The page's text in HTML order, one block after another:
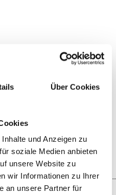
Über Cookies
und Anzeigen zu
soziale Medien anbieten
unsere Website zu
wir Informationen zu Ihrer
an unsere Partner für
VOOR U?